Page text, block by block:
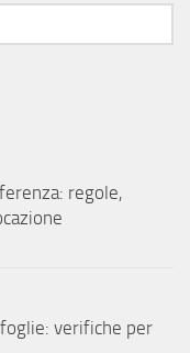
regole,
verifiche per